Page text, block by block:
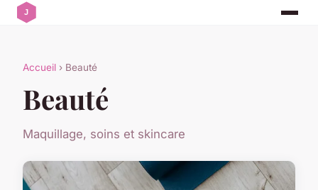
Accueil › Beauté
Beauté
Maquillage, soins et skincare